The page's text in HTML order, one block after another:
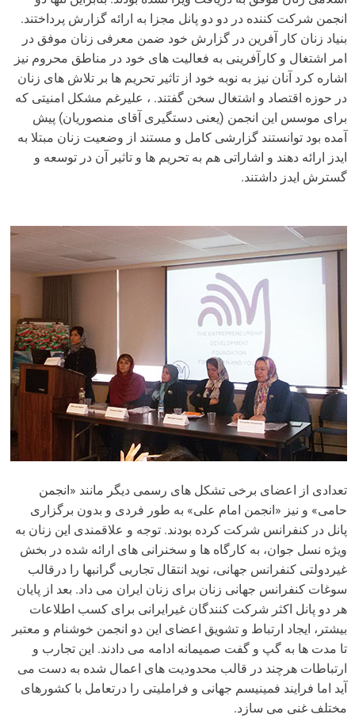
انجمن شرکت کننده در دو دو پانل مجزا به ارائه گزارش پرداختند.
بنیاد زنان کار آفرین در گزارش خود ضمن معرفی زنان موفق در
امر اشتغال و کارآفرینی به فعالیت های خود در مناطق محروم نیز
اشاره کرد آنان نیز به نوبه خود از تاثیر تحریم ها بر تلاش های زنان
در حوزه اقتصاد و اشتغال سخن گفتند. ، علیرغم مشکل امنیتی که
برای موسس این انجمن (یعنی دستگیری آقای منصوریان) پیش
آمده بود توانستند گزارشی کامل و مستند از وضعیت زنان مبتلا به
ایدز ارائه دهند و اشاراتی هم به تحریم ها و تاثیر آن در توسعه و
گسترش ایدز داشتند.
تعدادی از اعضای برخی تشکل های رسمی دیگر مانند «انجمن
حامی» و نیز «انجمن امام علی» به طور فردی و بدون برگزاری
پانل در کنفرانس شرکت کرده بودند. توجه و علاقمندی این زنان به
ویژه نسل جوان، به کارگاه ها و سخنرانی های ارائه شده در بخش
غیردولتی کنفرانس جهانی، نوید انتقال تجاربی گرانبها را درقالب
سوغات کنفرانس جهانی زنان برای زنان ایران می داد. بعد از پایان
هر دو پانل اکثر شرکت کنندگان غیرایرانی برای کسب اطلاعات
بیشتر، ایجاد ارتباط و تشویق اعضای این دو انجمن خوشنام و معتبر
تا مدت ها به گپ و گفت صمیمانه ادامه می دادند. این تجارب و
ارتباطات هرچند در قالب محدودیت های اعمال شده به دست می
آید اما فرایند فمینیسم جهانی و فراملیتی را درتعامل با کشورهای
مختلف غنی می سازد.